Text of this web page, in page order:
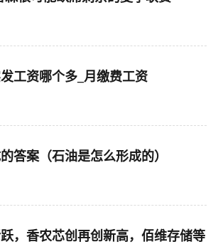
工资哪个多_月缴费工资
答案（石油是怎么形成的）
，香农芯创再创新高，佰维存储等